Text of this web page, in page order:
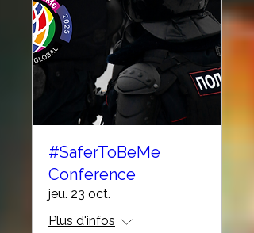
#SaferToBeMe
Conference
jeu. 23 oct.
Plus d'infos